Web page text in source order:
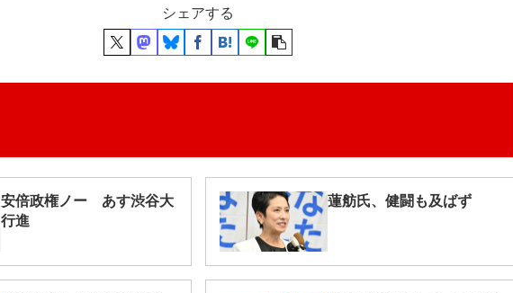
シェアする
安倍政権ノー あす渋谷大
行進
蓮舫氏、健闘も及ばず